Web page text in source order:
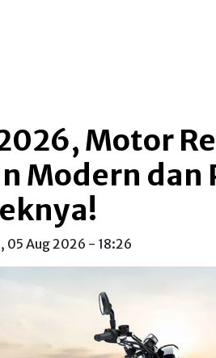
Motor
Modern dan
, 05 Aug 2026 - 18:26